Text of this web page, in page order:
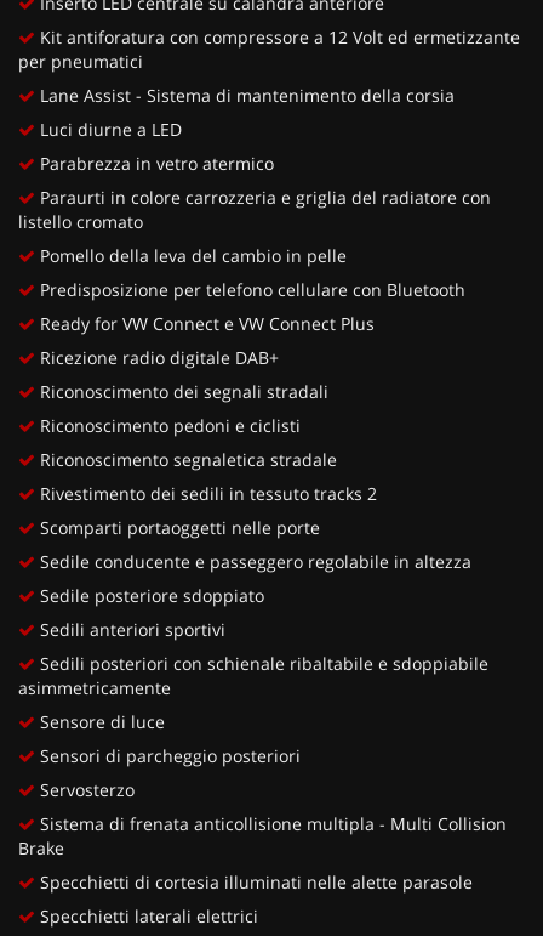
Kit antiforatura con compressore a 12 Volt ed ermetizzante
per pneumatici
Lane Assist - Sistema di mantenimento della corsia
Luci diurne a LED
Parabrezza in vetro atermico
Paraurti in colore carrozzeria e griglia del radiatore con
listello cromato
Pomello della leva del cambio in pelle
Predisposizione per telefono cellulare con Bluetooth
Ready for VW Connect e VW Connect Plus
Ricezione radio digitale DAB+
Riconoscimento dei segnali stradali
Riconoscimento pedoni e ciclisti
Riconoscimento segnaletica stradale
Rivestimento dei sedili in tessuto tracks 2
Scomparti portaoggetti nelle porte
Sedile conducente e passeggero regolabile in altezza
Sedile posteriore sdoppiato
Sedili anteriori sportivi
Sedili posteriori con schienale ribaltabile e sdoppiabile
asimmetricamente
Sensore di luce
Sensori di parcheggio posteriori
Servosterzo
Sistema di frenata anticollisione multipla - Multi Collision
Brake
Specchietti di cortesia illuminati nelle alette parasole
Specchietti laterali elettrici